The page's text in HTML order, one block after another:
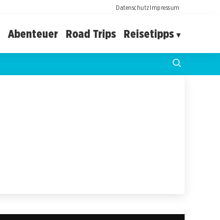
DatenschutzImpressum
Abenteuer Road Trips Reisetipps